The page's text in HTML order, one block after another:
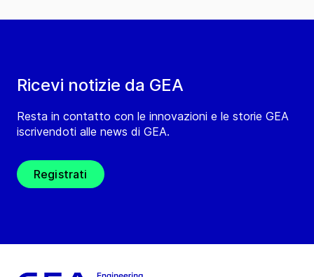
Ricevi notizie da GEA
Resta in contatto con le innovazioni e le storie GEA
iscrivendoti alle news di GEA.
Registrati